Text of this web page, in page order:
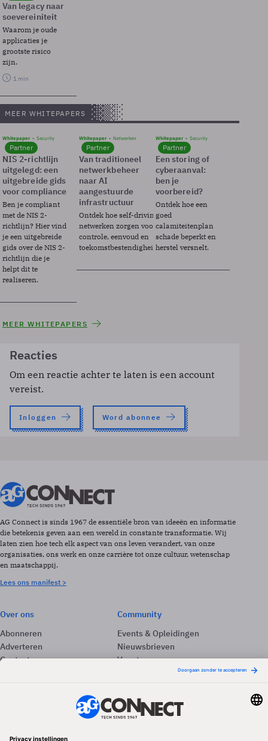
Van legacy naar
soevereiniteit
Waarom je oude
applicaties je
grootste risico
zijn.
1 min
MEER WHITEPAPERS
Whitepaper Security
Partner
NIS 2-richtlijn
uitgelegd: een
uitgebreide gids
voor compliance
Ben je compliant
met de NIS 2-
richtlijn? Hier vind
je een uitgebreide
gids over de NIS 2-
richtlijn die je
helpt dit te
realiseren.
Whitepaper Netwerken
Partner
Van traditioneel
netwerkbeheer
naar AI
aangestuurde
infrastructuur
Ontdek hoe self-driving
netwerken zorgen voor
controle, eenvoud en
toekomstbestendigheid.
Whitepaper Security
Partner
Een storing of
cyberaanval:
ben je
voorbereid?
Ontdek hoe een
goed
calamiteitenplan
schade beperkt en
herstel versnelt.
MEER WHITEPAPERS
Reacties
Om een reactie achter te laten is een account
vereist.
Inloggen Word abonnee
AG Connect is sinds 1967 de essentiële bron van ideeën en informatie
die betekenis geven aan een wereld in constante transformatie. Wij
laten zien hoe tech elk aspect van ons leven verandert, van onze
organisaties, ons werk en onze carrière tot onze cultuur, wetenschap
en maatschappij.
Lees ons manifest >
Over ons
Abonneren
Adverteren
Contact
Community
Events & Opleidingen
Nieuwsbrieven
Vacatures